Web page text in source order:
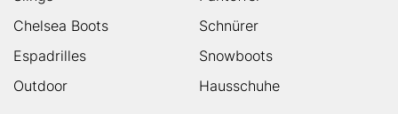
Chelsea Boots
Schnürer
Espadrilles
Snowboots
Outdoor
Hausschuhe